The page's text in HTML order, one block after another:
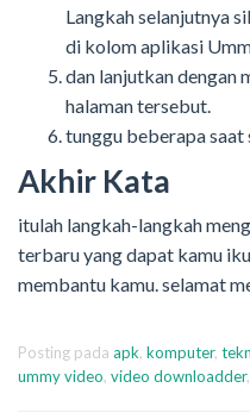
Langkah selanjutnya
di kolom aplikasi
dan lanjutkan dengan
halaman tersebut.
tunggu beberapa saat
Akhir Kata
itulah langkah-langkah
terbaru yang dapat kamu
membantu kamu. selamat
Posting pada apk, komputer,
ummy video, video downloadder,